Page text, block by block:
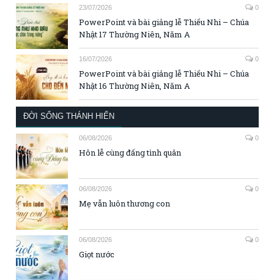
23/07/2026 0
PowerPoint và bài giảng lễ Thiếu Nhi – Chúa
Nhật 17 Thường Niên, Năm A
16/07/2026 0
PowerPoint và bài giảng lễ Thiếu Nhi – Chúa
Nhật 16 Thường Niên, Năm A
ĐỜI SỐNG THÁNH HIẾN
06/08/2026 0
Hôn lễ cùng đấng tình quân
06/08/2026 0
Mẹ vẫn luôn thương con
06/08/2026 0
Giọt nước